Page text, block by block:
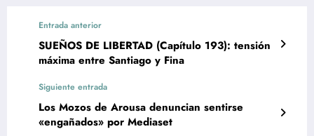
Entrada anterior
SUEÑOS DE LIBERTAD (Capítulo 193): tensión
máxima entre Santiago y Fina
Siguiente entrada
Los Mozos de Arousa denuncian sentirse
«engañados» por Mediaset